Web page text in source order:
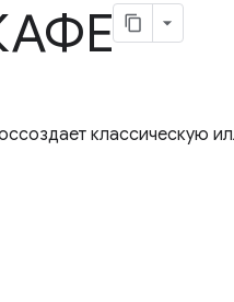
классическую